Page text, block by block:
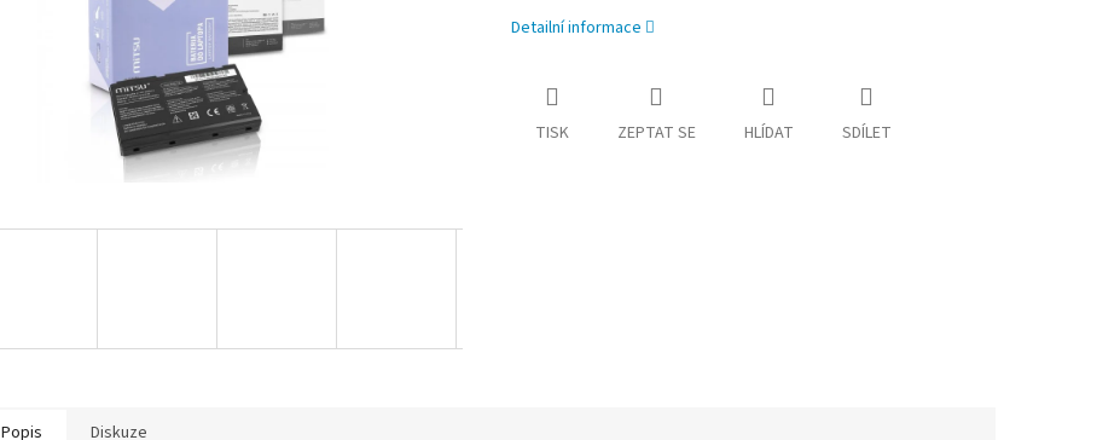
Detailní informace
TISK ZEPTAT SE HLÍDAT SDÍLET
Popis Diskuze